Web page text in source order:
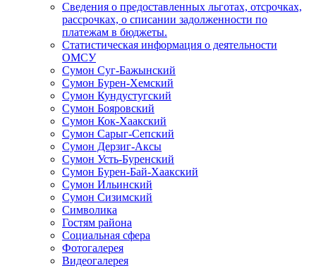
Сведения о предоставленных льготах, отсрочках,
рассрочках, о списании задолженности по
платежам в бюджеты.
Статистическая информация о деятельности
ОМСУ
Сумон Суг-Бажынский
Сумон Бурен-Хемский
Сумон Кундустугский
Сумон Бояровский
Сумон Кок-Хаакский
Сумон Сарыг-Сепский
Сумон Дерзиг-Аксы
Сумон Усть-Буренский
Сумон Бурен-Бай-Хаакский
Сумон Ильинский
Сумон Сизимский
Символика
Гостям района
Социальная сфера
Фотогалерея
Видеогалерея